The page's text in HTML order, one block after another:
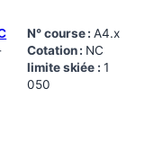
N° course :A4.x
Cotation : NC
limite skiée : 1
050